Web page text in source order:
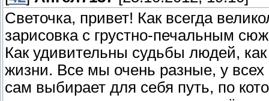
Светочка, привет! Как всегда
зарисовка с грустно-печальным
Как удивительны судьбы людей,
жизни. Все мы очень разные, у
сам выбирает для себя путь, по